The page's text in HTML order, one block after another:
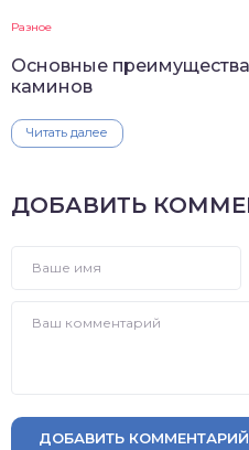
Разное
Основные
каминов
Читать далее
ДОБАВИТЬ
ДОБАВИТЬ КОММЕНТАРИЙ